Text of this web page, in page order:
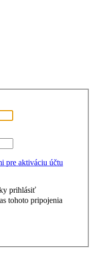
pre aktiváciu účtu
prihlásiť
tohoto pripojenia